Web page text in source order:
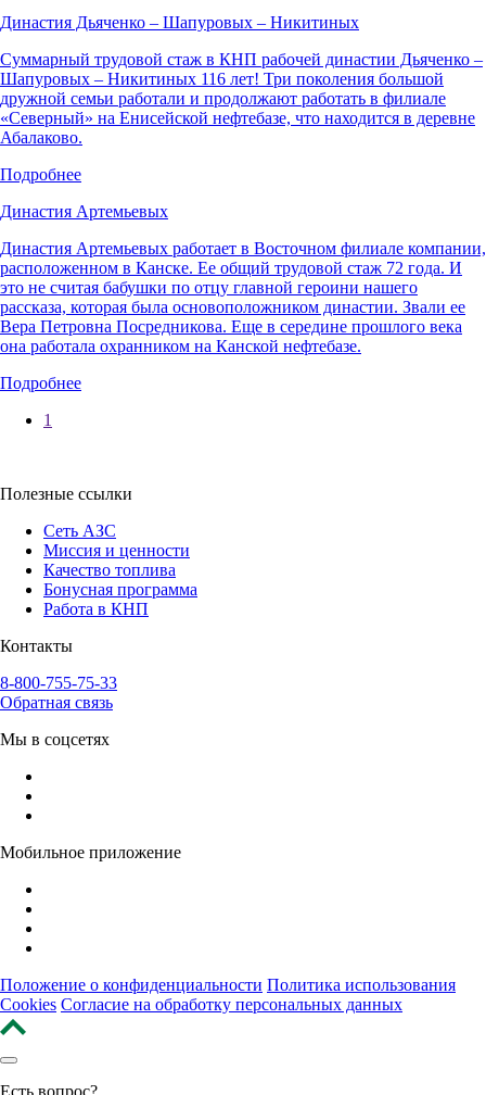
Династия Дьяченко – Шапуровых – Никитиных
Суммарный трудовой стаж в КНП рабочей династии Дьяченко –
Шапуровых – Никитиных 116 лет! Три поколения большой
дружной семьи работали и продолжают работать в филиале
«Северный» на Енисейской нефтебазе, что находится в деревне
Абалаково.
Подробнее
Династия Артемьевых
Династия Артемьевых работает в Восточном филиале компании,
расположенном в Канске. Ее общий трудовой стаж 72 года. И
это не считая бабушки по отцу главной героини нашего
рассказа, которая была основоположником династии. Звали ее
Вера Петровна Посредникова. Еще в середине прошлого века
она работала охранником на Канской нефтебазе.
Подробнее
1
Полезные ссылки
Сеть АЗС
Миссия и ценности
Качество топлива
Бонусная программа
Работа в КНП
Контакты
8-800-755-75-33
Обратная связь
Мы в соцсетях
Мобильное приложение
Положение о конфиденциальности Политика использования
Cookies Согласие на обработку персональных данных
Есть вопрос?